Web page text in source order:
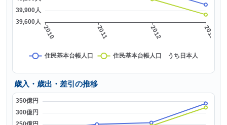
歳入・歳出・差引の推移